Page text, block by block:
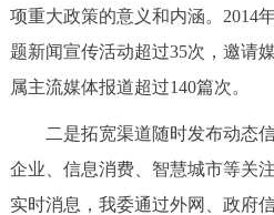
项重大政策的意义和内涵。2014
题新闻宣传活动超过35次，邀请
属主流媒体报道超过140篇次。
二是拓宽渠道随时发布动态信
企业、信息消费、智慧城市等关
实时消息，我委通过外网、政府